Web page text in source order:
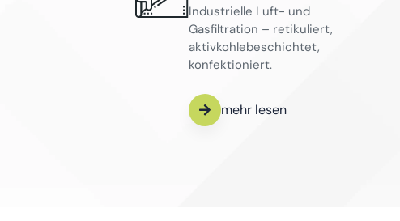
Industrielle Luft- und
Gasfiltration – retikuliert,
aktivkohlebeschichtet,
konfektioniert.
mehr lesen